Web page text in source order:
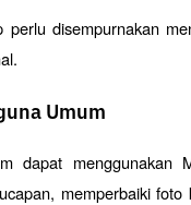
perlu disempurnakan
Umum
dapat menggunakan
memperbaiki foto